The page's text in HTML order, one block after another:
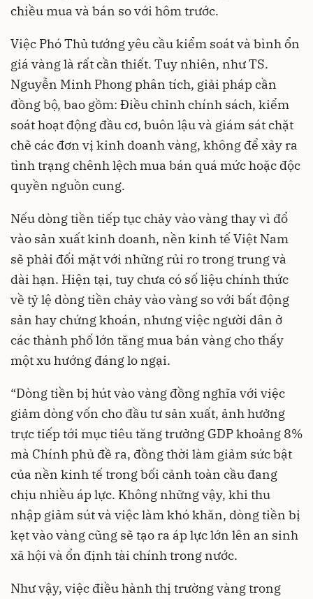
chiều mua và bán so với hôm trước.
Việc Phó Thủ tướng yêu cầu kiểm soát và bình ổn
giá vàng là rất cần thiết. Tuy nhiên, như TS.
Nguyễn Minh Phong phân tích, giải pháp cần
đồng bộ, bao gồm: Điều chỉnh chính sách, kiểm
soát hoạt động đầu cơ, buôn lậu và giám sát chặt
chẽ các đơn vị kinh doanh vàng, không để xảy ra
tình trạng chênh lệch mua bán quá mức hoặc độc
quyền nguồn cung.
Nếu dòng tiền tiếp tục chảy vào vàng thay vì đổ
vào sản xuất kinh doanh, nền kinh tế Việt Nam
sẽ phải đối mặt với những rủi ro trong trung và
dài hạn. Hiện tại, tuy chưa có số liệu chính thức
về tỷ lệ dòng tiền chảy vào vàng so với bất động
sản hay chứng khoán, nhưng việc người dân ở
các thành phố lớn tăng mua bán vàng cho thấy
một xu hướng đáng lo ngại.
“Dòng tiền bị hút vào vàng đồng nghĩa với việc
giảm dòng vốn cho đầu tư sản xuất, ảnh hưởng
trực tiếp tới mục tiêu tăng trưởng GDP khoảng 8%
mà Chính phủ đề ra, đồng thời làm giảm sức bật
của nền kinh tế trong bối cảnh toàn cầu đang
chịu nhiều áp lực. Không những vậy, khi thu
nhập giảm sút và việc làm khó khăn, dòng tiền bị
kẹt vào vàng cũng sẽ tạo ra áp lực lớn lên an sinh
xã hội và ổn định tài chính trong nước.
Như vậy, việc điều hành thị trường vàng trong